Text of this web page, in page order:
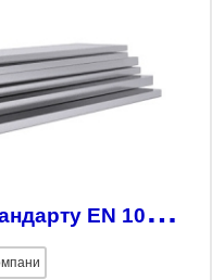
С
тальная полоса по стандарту EN 10113-3